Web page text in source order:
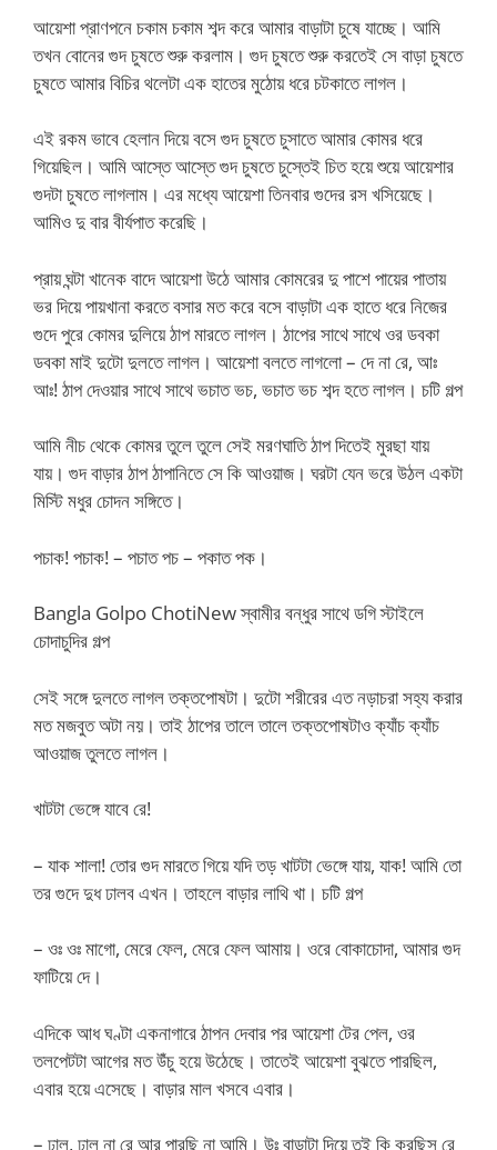
আয়েশা প্রাণপনে চকাম চকাম শব্দ করে আমার বাড়াটা চুষে যাচ্ছে। আমি
তখন বোনের গুদ চুষতে শুরু করলাম। গুদ চুষতে শুরু করতেই সে বাড়া চুষতে
চুষতে আমার বিচির থলেটা এক হাতের মুঠোয় ধরে চটকাতে লাগল।
এই রকম ভাবে হেলান দিয়ে বসে গুদ চুষতে চুসাতে আমার কোমর ধরে
গিয়েছিল। আমি আস্তে আস্তে গুদ চুষতে চুস্তেই চিত হয়ে শুয়ে আয়েশার
গুদটা চুষতে লাগলাম। এর মধ্যে আয়েশা তিনবার গুদের রস খসিয়েছে।
আমিও দু বার বীর্যপাত করেছি।
প্রায় ঘন্টা খানেক বাদে আয়েশা উঠে আমার কোমরের দু পাশে পায়ের পাতায়
ভর দিয়ে পায়খানা করতে বসার মত করে বসে বাড়াটা এক হাতে ধরে নিজের
গুদে পুরে কোমর দুলিয়ে ঠাপ মারতে লাগল। ঠাপের সাথে সাথে ওর ডবকা
ডবকা মাই দুটো দুলতে লাগল। আয়েশা বলতে লাগলো – দে না রে, আঃ
আঃ! ঠাপ দেওয়ার সাথে সাথে ভচাত ভচ, ভচাত ভচ শব্দ হতে লাগল। চটি গল্প
আমি নীচ থেকে কোমর তুলে তুলে সেই মরণঘাতি ঠাপ দিতেই মুরছা যায়
যায়। গুদ বাড়ার ঠাপ ঠাপানিতে সে কি আওয়াজ। ঘরটা যেন ভরে উঠল একটা
মিস্টি মধুর চোদন সঙ্গিতে।
পচাক! পচাক! – পচাত পচ – পকাত পক।
Bangla Golpo ChotiNew স্বামীর বন্ধুর সাথে ডগি স্টাইলে
চোদাচুদির গল্প
সেই সঙ্গে দুলতে লাগল তক্তপোষটা। দুটো শরীরের এত নড়াচরা সহ্য করার
মত মজবুত অটা নয়। তাই ঠাপের তালে তালে তক্তপোষটাও ক্যাঁচ ক্যাঁচ
আওয়াজ তুলতে লাগল।
খাটটা ভেঙ্গে যাবে রে!
– যাক শালা! তোর গুদ মারতে গিয়ে যদি তড় খাটটা ভেঙ্গে যায়, যাক! আমি তো
তর গুদে দুধ ঢালব এখন। তাহলে বাড়ার লাথি খা। চটি গল্প
– ওঃ ওঃ মাগো, মেরে ফেল, মেরে ফেল আমায়। ওরে বোকাচোদা, আমার গুদ
ফাটিয়ে দে।
এদিকে আধ ঘণ্টা একনাগারে ঠাপন দেবার পর আয়েশা টের পেল, ওর
তলপেটটা আগের মত উঁচু হয়ে উঠেছে। তাতেই আয়েশা বুঝতে পারছিল,
এবার হয়ে এসেছে। বাড়ার মাল খসবে এবার।
– ঢাল, ঢাল না রে আর পারছি না আমি। উঃ বাড়াটা দিয়ে তুই কি করছিস রে